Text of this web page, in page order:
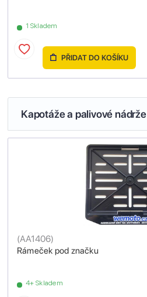
1 Skladem
PŘIDAT DO KOŠÍKU
Kapotáže a palivové nádrže
Rámeček pod značku
(AA1406)
4+ Skladem